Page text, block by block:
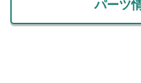
パーツ